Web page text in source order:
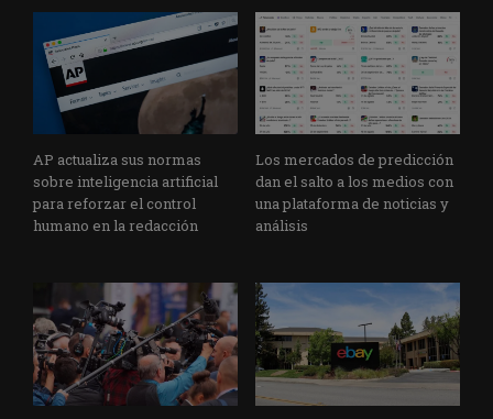
AP actualiza sus normas
sobre inteligencia artificial
para reforzar el control
humano en la redacción
Los mercados de predicción
dan el salto a los medios con
una plataforma de noticias y
análisis